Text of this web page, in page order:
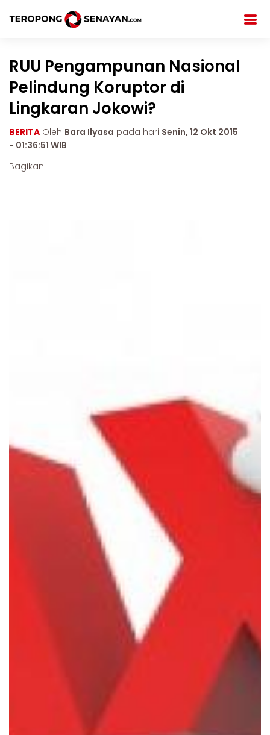
RUU Pengampunan Nasional
Pelindung Koruptor di
Lingkaran Jokowi?
BERITA Oleh Bara Ilyasa pada hari Senin, 12 Okt 2015
- 01:36:51 WIB
Bagikan: